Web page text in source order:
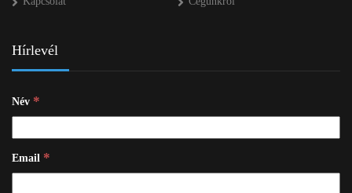
Hírlevél
Név *
Email *